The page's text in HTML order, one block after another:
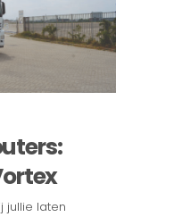
jullie laten